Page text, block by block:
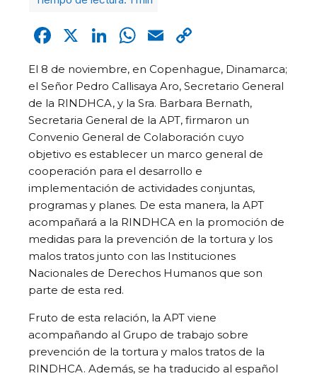
Facebook
X LinkedIn
WhatsApp
Email
Link
El 8 de noviembre, en Copenhague, Dinamarca;
el Señor Pedro Callisaya Aro, Secretario General
de la RINDHCA, y la Sra. Barbara Bernath,
Secretaria General de la APT, firmaron un
Convenio General de Colaboración cuyo
objetivo es establecer un marco general de
cooperación para el desarrollo e
implementación de actividades conjuntas,
programas y planes. De esta manera, la APT
acompañará a la RINDHCA en la promoción de
medidas para la prevención de la tortura y los
malos tratos junto con las Instituciones
Nacionales de Derechos Humanos que son
parte de esta red.
Fruto de esta relación, la APT viene
acompañando al Grupo de trabajo sobre
prevención de la tortura y malos tratos de la
RINDHCA. Además, se ha traducido al español